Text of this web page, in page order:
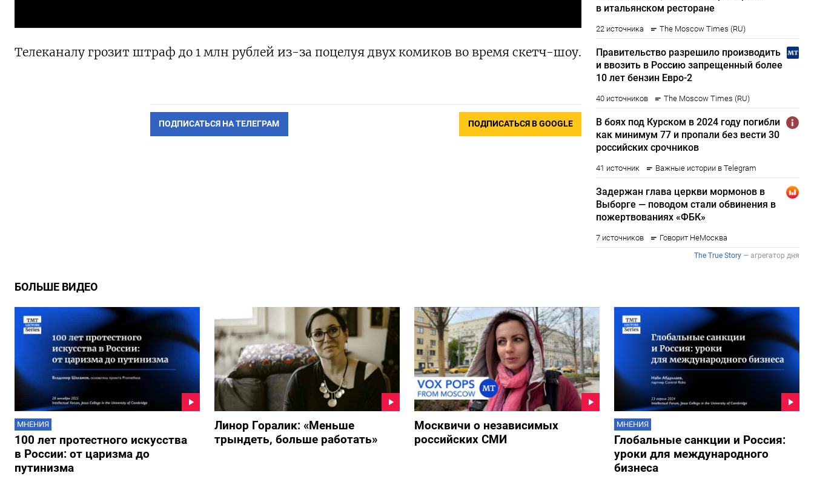
Телеканалу грозит штраф до 1 млн рублей из-за поцелуя двух комиков во время скетч-шоу.
ПОДПИСАТЬСЯ НА ТЕЛЕГРАМ ПОДПИСАТЬСЯ В GOOGLE
БОЛЬШЕ ВИДЕО
МНЕНИЯ
100 лет протестного искусства
в России: от царизма до
путинизма
Линор Горалик: «Меньше
трындеть, больше работать»
Москвичи о независимых
российских СМИ
МНЕНИЯ
Глобальные санкции и Россия:
уроки для международного
бизнеса